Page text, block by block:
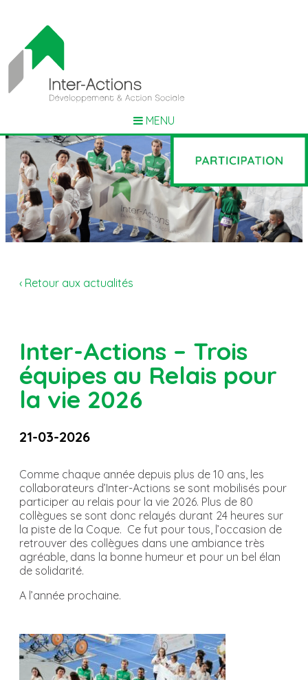
MENU
‹ Retour aux actualités
Inter-Actions – Trois
équipes au Relais pour
la vie 2026
21-03-2026
Comme chaque année depuis plus de 10 ans, les
collaborateurs d’Inter-Actions se sont mobilisés pour
participer au relais pour la vie 2026. Plus de 80
collègues se sont donc relayés durant 24 heures sur
la piste de la Coque. Ce fut pour tous, l’occasion de
retrouver des collègues dans une ambiance très
agréable, dans la bonne humeur et pour un bel élan
de solidarité.
A l’année prochaine.